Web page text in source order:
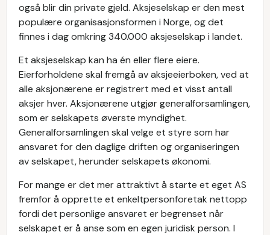
også blir din private gjeld. Aksjeselskap er den mest
populære organisasjonsformen i Norge, og det
finnes i dag omkring 340.000 aksjeselskap i landet.
Et aksjeselskap kan ha én eller flere eiere.
Eierforholdene skal fremgå av aksjeeierboken, ved at
alle aksjonærene er registrert med et visst antall
aksjer hver. Aksjonærene utgjør generalforsamlingen,
som er selskapets øverste myndighet.
Generalforsamlingen skal velge et styre som har
ansvaret for den daglige driften og organiseringen
av selskapet, herunder selskapets økonomi.
For mange er det mer attraktivt å starte et eget AS
fremfor å opprette et enkeltpersonforetak nettopp
fordi det personlige ansvaret er begrenset når
selskapet er å anse som en egen juridisk person. I